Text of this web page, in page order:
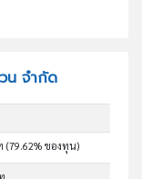
น จำกัด
(79.62% ของทุน)